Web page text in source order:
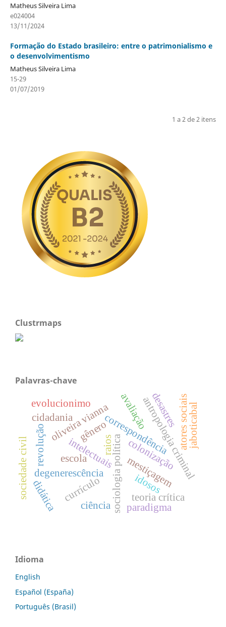
Matheus Silveira Lima
e024004
13/11/2024
Formação do Estado brasileiro: entre o patrimonialismo e
o desenvolvimentismo
Matheus Silveira Lima
15-29
01/07/2019
1 a 2 de 2 itens
Clustrmaps
Palavras-chave
oliveira viannacorrespondência
sociologia política
intelectuais antropologia criminal
mestiçagem
degenerescência
sociedade civil
cidadania atores sociais
teoria crítica
avaliação
currículo
didática
gênero
colonização
escola
jaboticabal
desastres
raios
idosos
evolucionimo
paradigma
ciência
revolução
Idioma
English
Español (España)
Português (Brasil)